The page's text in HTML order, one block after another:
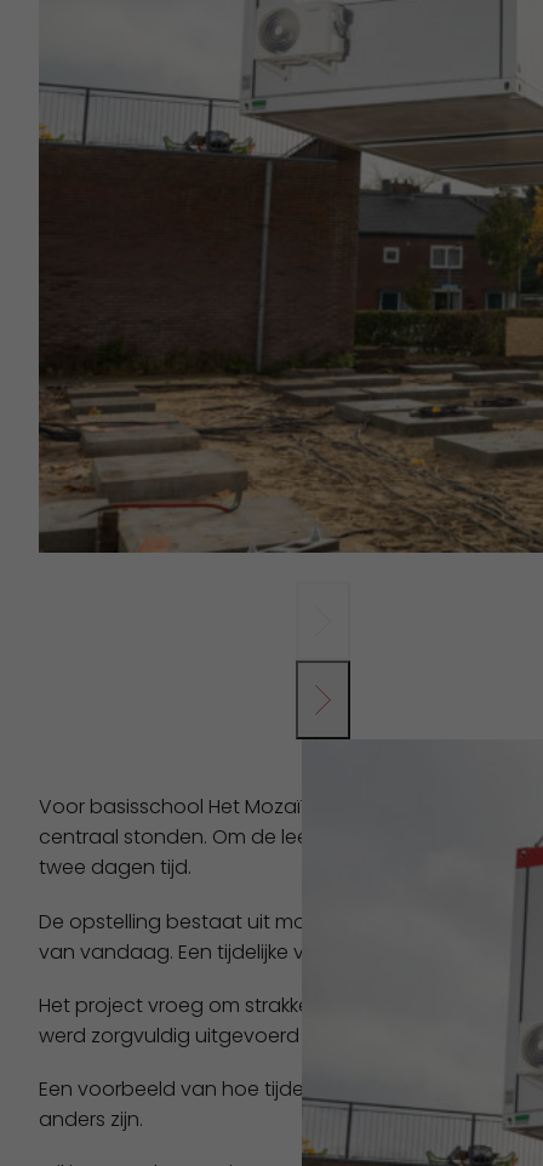
Voor basisschool Het Mozaïek realiseerden we een
centraal stonden. Om de leerlingen en
twee dagen tijd.
De opstelling bestaat uit moderne en lichte lokalen,
van vandaag. Een tijdelijke voorziening die voelt als
Het project vroeg om strakke planning,
werd zorgvuldig uitgevoerd om de overlast voor de
Een voorbeeld van hoe tijdelijke huisvesting het
anders zijn.